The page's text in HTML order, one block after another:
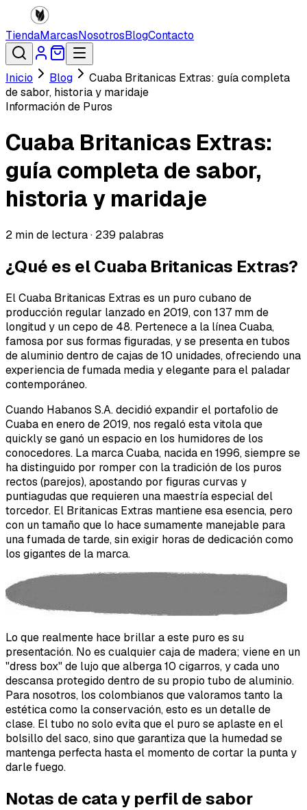
TiendaMarcasNosotrosBlogContacto
Inicio Blog
Cuaba Britanicas Extras: guía completa
de sabor, historia y maridaje
Información de Puros
Cuaba Britanicas Extras:
guía completa de sabor,
historia y maridaje
2 min de lectura · 239 palabras
¿Qué es el Cuaba Britanicas Extras?
El Cuaba Britanicas Extras es un puro cubano de
producción regular lanzado en 2019, con 137 mm de
longitud y un cepo de 48. Pertenece a la línea Cuaba,
famosa por sus formas figuradas, y se presenta en tubos
de aluminio dentro de cajas de 10 unidades, ofreciendo una
experiencia de fumada media y elegante para el paladar
contemporáneo.
Cuando Habanos S.A. decidió expandir el portafolio de
Cuaba en enero de 2019, nos regaló esta vitola que
quickly se ganó un espacio en los humidores de los
conocedores. La marca Cuaba, nacida en 1996, siempre se
ha distinguido por romper con la tradición de los puros
rectos (parejos), apostando por figuras curvas y
puntiagudas que requieren una maestría especial del
torcedor. El Britanicas Extras mantiene esa esencia, pero
con un tamaño que lo hace sumamente manejable para
una fumada de tarde, sin exigir horas de dedicación como
los gigantes de la marca.
Lo que realmente hace brillar a este puro es su
presentación. No es cualquier caja de madera; viene en un
"dress box" de lujo que alberga 10 cigarros, y cada uno
descansa protegido dentro de su propio tubo de aluminio.
Para nosotros, los colombianos que valoramos tanto la
estética como la conservación, esto es un detalle de
clase. El tubo no solo evita que el puro se aplaste en el
bolsillo del saco, sino que garantiza que la humedad se
mantenga perfecta hasta el momento de cortar la punta y
darle fuego.
Notas de cata y perfil de sabor